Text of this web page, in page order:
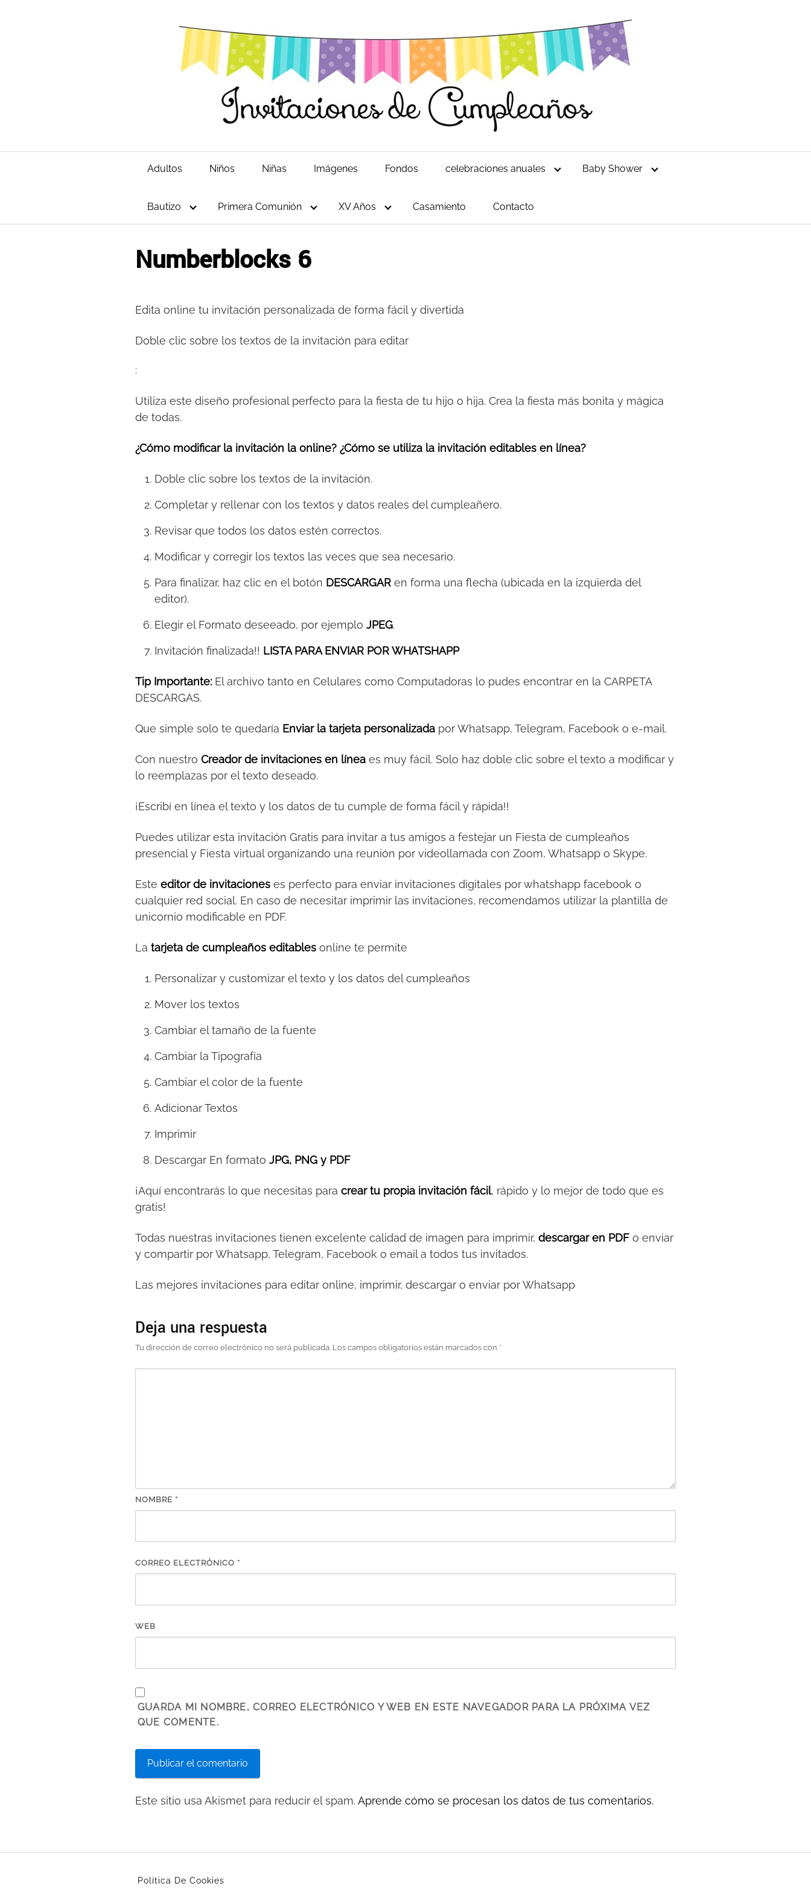
Adultos Niños Niñas Imágenes Fondos celebraciones anuales Baby Shower
Bautizo Primera Comunión XV Años Casamiento Contacto
Numberblocks 6
Edita online tu invitación personalizada de forma fácil y divertida
Doble clic sobre los textos de la invitación para editar
:
Utiliza este diseño profesional perfecto para la fiesta de tu hijo o hija. Crea la fiesta más bonita y mágica
de todas.
¿Cómo modificar la invitación la online? ¿Cómo se utiliza la invitación editables en línea?
Doble clic sobre los textos de la invitación.
Completar y rellenar con los textos y datos reales del cumpleañero.
Revisar que todos los datos estén correctos.
Modificar y corregir los textos las veces que sea necesario.
Para finalizar, haz clic en el botón DESCARGAR en forma una flecha (ubicada en la izquierda del
editor).
Elegir el Formato deseeado, por ejemplo JPEG.
Invitación finalizada!! LISTA PARA ENVIAR POR WHATSHAPP
Tip Importante: El archivo tanto en Celulares como Computadoras lo pudes encontrar en la CARPETA
DESCARGAS.
Que simple solo te quedaría Enviar la tarjeta personalizada por Whatsapp, Telegram, Facebook o e-mail.
Con nuestro Creador de invitaciones en línea es muy fácil. Solo haz doble clic sobre el texto a modificar y
lo reemplazas por el texto deseado.
¡Escribí en línea el texto y los datos de tu cumple de forma fácil y rápida!!
Puedes utilizar esta invitación Gratis para invitar a tus amigos a festejar un Fiesta de cumpleaños
presencial y Fiesta virtual organizando una reunión por videollamada con Zoom, Whatsapp o Skype.
Este editor de invitaciones es perfecto para enviar invitaciones digitales por whatshapp facebook o
cualquier red social. En caso de necesitar imprimir las invitaciones, recomendamos utilizar la plantilla de
unicornio modificable en PDF.
La tarjeta de cumpleaños editables online te permite
Personalizar y customizar el texto y los datos del cumpleaños
Mover los textos
Cambiar el tamaño de la fuente
Cambiar la Tipografía
Cambiar el color de la fuente
Adicionar Textos
Imprimir
Descargar En formato JPG, PNG y PDF
¡Aquí encontrarás lo que necesitas para crear tu propia invitación fácil, rápido y lo mejor de todo que es
gratis!
Todas nuestras invitaciones tienen excelente calidad de imagen para imprimir, descargar en PDF o enviar
y compartir por Whatsapp, Telegram, Facebook o email a todos tus invitados.
Las mejores invitaciones para editar online, imprimir, descargar o enviar por Whatsapp
Deja una respuesta
Tu dirección de correo electrónico no será publicada. Los campos obligatorios están marcados con *
NOMBRE *
CORREO ELECTRÓNICO *
WEB
GUARDA MI NOMBRE, CORREO ELECTRÓNICO Y WEB EN ESTE NAVEGADOR PARA LA PRÓXIMA VEZ
QUE COMENTE.
Este sitio usa Akismet para reducir el spam.Aprende cómo se procesan los datos de tus comentarios.
Política De Cookies